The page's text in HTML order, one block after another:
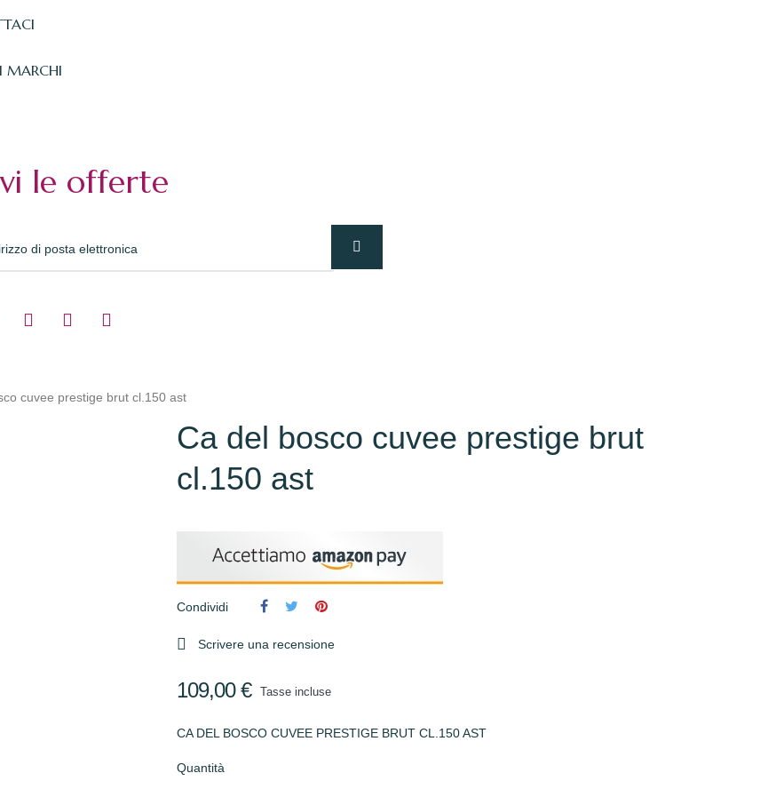
MARCHI
le offerte
cuvee prestige brut cl.150 ast
Ca del bosco cuvee prestige brut
cl.150 ast
Condividi
 Scrivere una recensione
109,00 € Tasse incluse
CA DEL BOSCO CUVEE PRESTIGE BRUT CL.150 AST
Quantità